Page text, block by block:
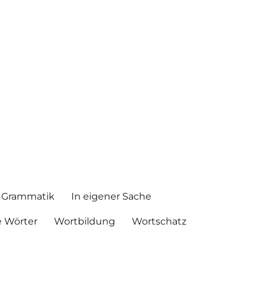
Grammatik In eigener Sache
Wörter Wortbildung Wortschatz